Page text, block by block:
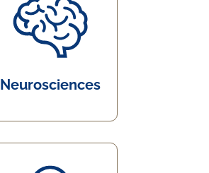
Neurosciences